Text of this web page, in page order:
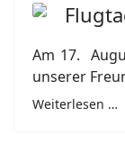
Am 17.
unserer
Weiterlesen …